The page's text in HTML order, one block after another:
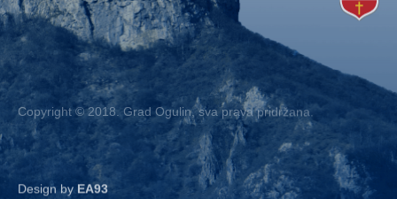
Copyright © 2018. Grad Ogulin, sva prava pridržana.
Design byEA93